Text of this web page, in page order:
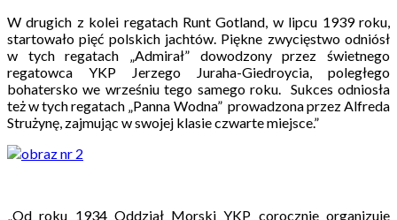
W drugich z kolei regatach Runt Gotland, w lipcu 1939 roku,
startowało pięć polskich jachtów. Piękne zwycięstwo odniósł
w tych regatach „Admirał” dowodzony przez świetnego
regatowca YKP Jerzego Juraha-Giedroycia, poległego
bohatersko we wrześniu tego samego roku. Sukces odniosła
też w tych regatach „Panna Wodna” prowadzona przez Alfreda
Strużynę, zajmując w swojej klasie czwarte miejsce.”
„Od roku 1934 Oddział Morski YKP corocznie organizuje